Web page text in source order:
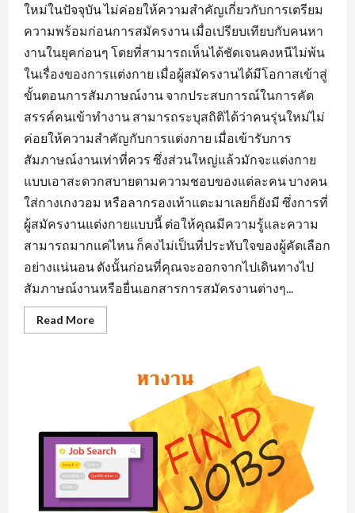
ใหม่ในปัจจุบัน ไม่ค่อยให้ความสำคัญเกี่ยวกับการเตรียม
ความพร้อมก่อนการสมัครงาน เมื่อเปรียบเทียบกับคนหา
งานในยุคก่อนๆ โดยที่สามารถเห็นได้ชัดเจนคงหนีไม่พ้น
ในเรื่องของการแต่งกาย เมื่อผู้สมัครงานได้มีโอกาสเข้าสู่
ขั้นตอนการสัมภาษณ์งาน จากประสบการณ์ในการคัด
สรรค์คนเข้าทำงาน สามารถระบุสถิติได้ว่าคนรุ่นใหม่ไม่
ค่อยให้ความสำคัญกับการแต่งกาย เมื่อเข้ารับการ
สัมภาษณ์งานเท่าที่ควร ซึ่งส่วนใหญ่แล้วมักจะแต่งกาย
แบบเอาสะดวกสบายตามความชอบของแต่ละคน บางคน
ใส่กางเกงวอม หรือลากรองเท้าแตะมาเลยก็ยังมี ซึ่งการที่
ผู้สมัครงานแต่งกายแบบนี้ ต่อให้คุณมีความรู้และความ
สามารถมากแค่ไหน ก็คงไม่เป็นที่ประทับใจของผู้คัดเลือก
อย่างแน่นอน ดังนั้นก่อนที่คุณจะออกจากไปเดินทางไป
สัมภาษณ์งานหรือยื่นเอกสารการสมัครงานต่างๆ...
Read MoreRead
more
หา
งาน
นิคม
อุตสาหกรรม
อย่างไร